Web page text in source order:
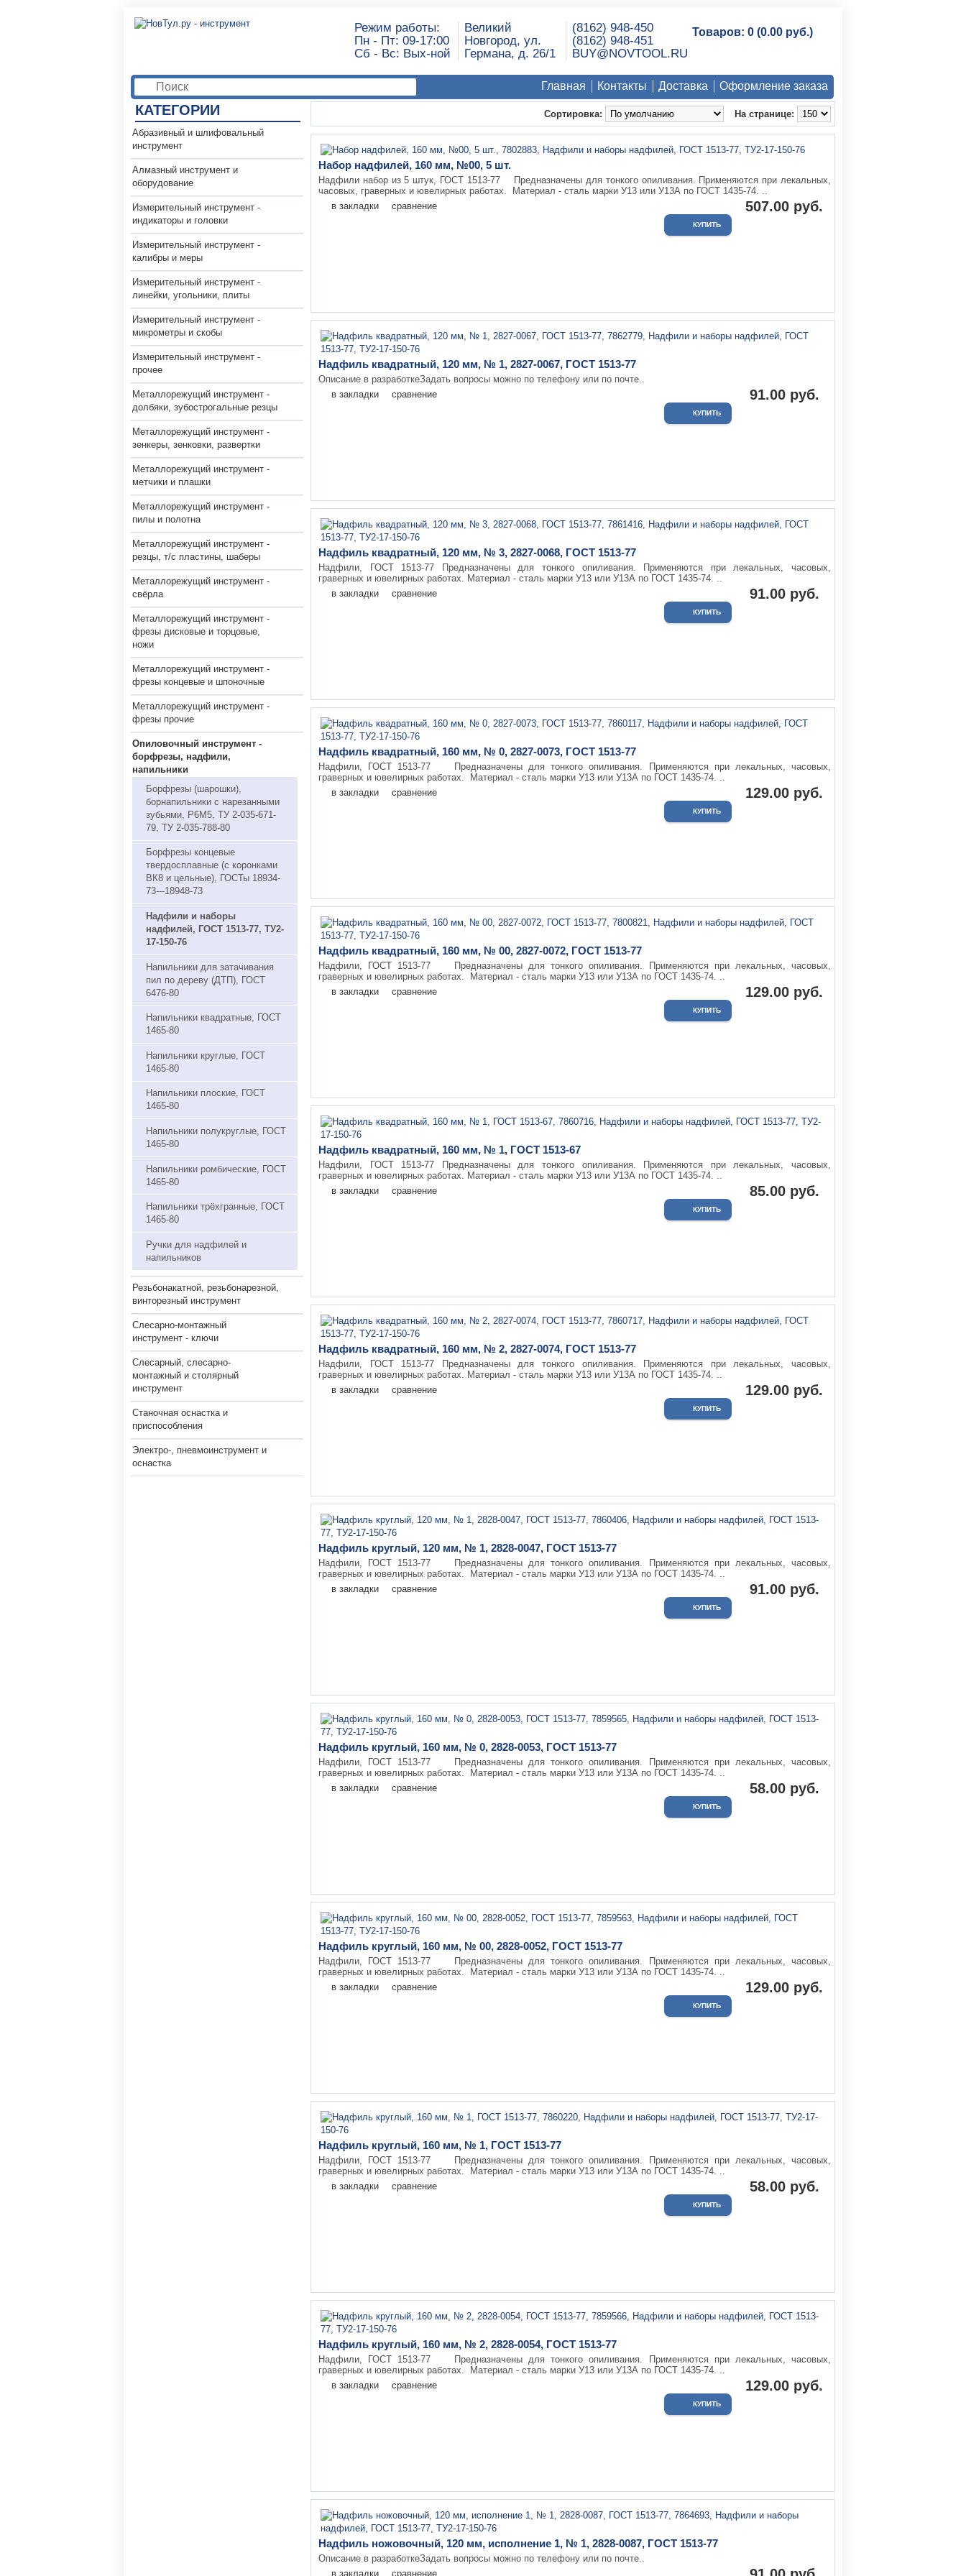
Режим работы:
Пн - Пт: 09-17:00
Сб - Вс: Вых-ной
Великий
Новгород, ул.
Германа, д. 26/1
(8162) 948-450
(8162) 948-451
BUY@NOVTOOL.RU
Товаров: 0 (0.00 руб.)
Главная Контакты Доставка Оформление заказа
КАТЕГОРИИ
Абразивный и шлифовальный
инструмент
Алмазный инструмент и
оборудование
Измерительный инструмент -
индикаторы и головки
Измерительный инструмент -
калибры и меры
Измерительный инструмент -
линейки, угольники, плиты
Измерительный инструмент -
микрометры и скобы
Измерительный инструмент -
прочее
Металлорежущий инструмент -
долбяки, зубострогальные резцы
Металлорежущий инструмент -
зенкеры, зенковки, развертки
Металлорежущий инструмент -
метчики и плашки
Металлорежущий инструмент -
пилы и полотна
Металлорежущий инструмент -
резцы, т/с пластины, шаберы
Металлорежущий инструмент -
свёрла
Металлорежущий инструмент -
фрезы дисковые и торцовые,
ножи
Металлорежущий инструмент -
фрезы концевые и шпоночные
Металлорежущий инструмент -
фрезы прочие
Опиловочный инструмент -
борфрезы, надфили,
напильники
Борфрезы (шарошки),
борнапильники с нарезанными
зубьями, Р6М5, ТУ 2-035-671-
79, ТУ 2-035-788-80
Борфрезы концевые
твердосплавные (с коронками
ВК8 и цельные), ГОСТы 18934-
73---18948-73
Надфили и наборы
надфилей, ГОСТ 1513-77, ТУ2-
17-150-76
Напильники для затачивания
пил по дереву (ДТП), ГОСТ
6476-80
Напильники квадратные, ГОСТ
1465-80
Напильники круглые, ГОСТ
1465-80
Напильники плоские, ГОСТ
1465-80
Напильники полукруглые, ГОСТ
1465-80
Напильники ромбические, ГОСТ
1465-80
Напильники трёхгранные, ГОСТ
1465-80
Ручки для надфилей и
напильников
Резьбонакатной, резьбонарезной,
винторезный инструмент
Слесарно-монтажный
инструмент - ключи
Слесарный, слесарно-
монтажный и столярный
инструмент
Станочная оснастка и
приспособления
Электро-, пневмоинструмент и
оснастка
На странице:
Сортировка:
Набор надфилей, 160 мм, №00, 5 шт.
Надфили набор из 5 штук, ГОСТ 1513-77 Предназначены для тонкого опиливания. Применяются при лекальных,
часовых, граверных и ювелирных работах. Материал - сталь марки У13 или У13А по ГОСТ 1435-74. ..
507.00 руб.
в закладки сравнение
Надфиль квадратный, 120 мм, № 1, 2827-0067, ГОСТ 1513-77
Описание в разработкеЗадать вопросы можно по телефону или по почте..
91.00 руб.
в закладки сравнение
Надфиль квадратный, 120 мм, № 3, 2827-0068, ГОСТ 1513-77
Надфили, ГОСТ 1513-77 Предназначены для тонкого опиливания. Применяются при лекальных, часовых,
граверных и ювелирных работах. Материал - сталь марки У13 или У13А по ГОСТ 1435-74. ..
91.00 руб.
в закладки сравнение
Надфиль квадратный, 160 мм, № 0, 2827-0073, ГОСТ 1513-77
Надфили, ГОСТ 1513-77 Предназначены для тонкого опиливания. Применяются при лекальных, часовых,
граверных и ювелирных работах. Материал - сталь марки У13 или У13А по ГОСТ 1435-74. ..
129.00 руб.
в закладки сравнение
Надфиль квадратный, 160 мм, № 00, 2827-0072, ГОСТ 1513-77
Надфили, ГОСТ 1513-77 Предназначены для тонкого опиливания. Применяются при лекальных, часовых,
граверных и ювелирных работах. Материал - сталь марки У13 или У13А по ГОСТ 1435-74. ..
129.00 руб.
в закладки сравнение
Надфиль квадратный, 160 мм, № 1, ГОСТ 1513-67
Надфили, ГОСТ 1513-77 Предназначены для тонкого опиливания. Применяются при лекальных, часовых,
граверных и ювелирных работах. Материал - сталь марки У13 или У13А по ГОСТ 1435-74. ..
85.00 руб.
в закладки сравнение
Надфиль квадратный, 160 мм, № 2, 2827-0074, ГОСТ 1513-77
Надфили, ГОСТ 1513-77 Предназначены для тонкого опиливания. Применяются при лекальных, часовых,
граверных и ювелирных работах. Материал - сталь марки У13 или У13А по ГОСТ 1435-74. ..
129.00 руб.
в закладки сравнение
Надфиль круглый, 120 мм, № 1, 2828-0047, ГОСТ 1513-77
Надфили, ГОСТ 1513-77 Предназначены для тонкого опиливания. Применяются при лекальных, часовых,
граверных и ювелирных работах. Материал - сталь марки У13 или У13А по ГОСТ 1435-74. ..
91.00 руб.
в закладки сравнение
Надфиль круглый, 160 мм, № 0, 2828-0053, ГОСТ 1513-77
Надфили, ГОСТ 1513-77 Предназначены для тонкого опиливания. Применяются при лекальных, часовых,
граверных и ювелирных работах. Материал - сталь марки У13 или У13А по ГОСТ 1435-74. ..
58.00 руб.
в закладки сравнение
Надфиль круглый, 160 мм, № 00, 2828-0052, ГОСТ 1513-77
Надфили, ГОСТ 1513-77 Предназначены для тонкого опиливания. Применяются при лекальных, часовых,
граверных и ювелирных работах. Материал - сталь марки У13 или У13А по ГОСТ 1435-74. ..
129.00 руб.
в закладки сравнение
Надфиль круглый, 160 мм, № 1, ГОСТ 1513-77
Надфили, ГОСТ 1513-77 Предназначены для тонкого опиливания. Применяются при лекальных, часовых,
граверных и ювелирных работах. Материал - сталь марки У13 или У13А по ГОСТ 1435-74. ..
58.00 руб.
в закладки сравнение
Надфиль круглый, 160 мм, № 2, 2828-0054, ГОСТ 1513-77
Надфили, ГОСТ 1513-77 Предназначены для тонкого опиливания. Применяются при лекальных, часовых,
граверных и ювелирных работах. Материал - сталь марки У13 или У13А по ГОСТ 1435-74. ..
129.00 руб.
в закладки сравнение
Надфиль ножовочный, 120 мм, исполнение 1, № 1, 2828-0087, ГОСТ 1513-77
Описание в разработкеЗадать вопросы можно по телефону или по почте..
в закладки сравнение